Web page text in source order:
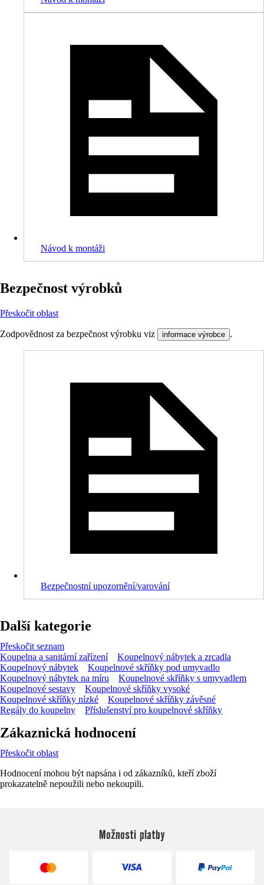
Návod k montáži
Bezpečnost výrobků
Přeskočit oblast
Zodpovědnost za bezpečnost výrobku viz informace výrobce .
Bezpečnostní upozornění/varování
Další kategorie
Přeskočit seznam
Koupelna a sanitární zařízení
Koupelnový nábytek a zrcadla
Koupelnový nábytek
Koupelnové skříňky pod umyvadlo
Koupelnový nábytek na míru
Koupelnové skříňky s umyvadlem
Koupelnové sestavy
Koupelnové skříňky vysoké
Koupelnové skříňky nízké
Koupelnové skříňky závěsné
Regály do koupelny
Příslušenství pro koupelnové skříňky
Zákaznická hodnocení
Přeskočit oblast
Hodnocení mohou být napsána i od zákazníků, kteří zboží
prokazatelně nepoužili nebo nekoupili.
Možnosti platby